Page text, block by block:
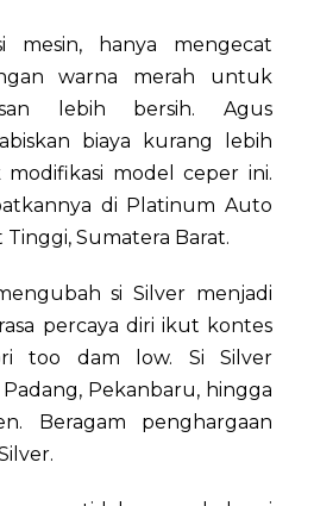
mesin, hanya mengecat
warna merah untuk
lebih bersih. Agus
biaya kurang lebih
model ceper ini.
di Platinum Auto
Sumatera Barat.
si Silver menjadi
percaya diri ikut kontes
too dam low. Si Silver
Pekanbaru, hingga
Beragam penghargaan